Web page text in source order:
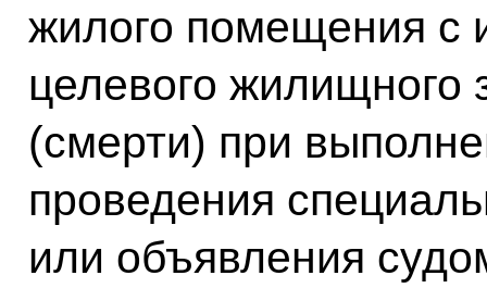
жилого помещения с
целевого жилищного
(смерти) при
проведения
или объявления